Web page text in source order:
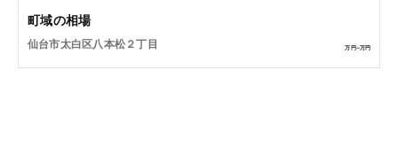
町域の相場
仙台市太白区八本松２丁目 万円~万円